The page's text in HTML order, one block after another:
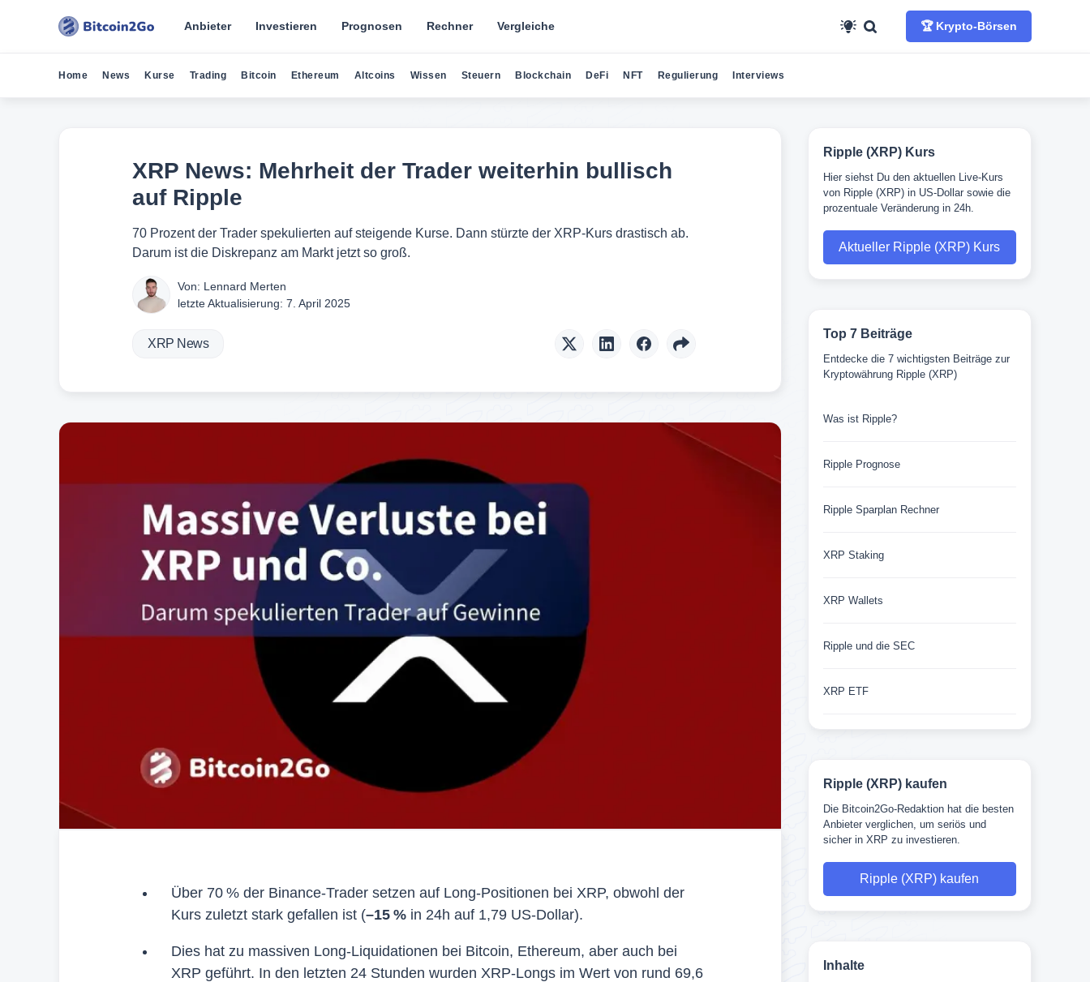
Anbieter Investieren Prognosen Rechner Vergleiche 🏆 Krypto-Börsen
Home News Kurse Trading Bitcoin Ethereum Altcoins Wissen Steuern Blockchain DeFi NFT Regulierung Interviews
XRP News: Mehrheit der Trader weiterhin bullisch
auf Ripple
70 Prozent der Trader spekulierten auf steigende Kurse. Dann stürzte der XRP-Kurs drastisch ab.
Darum ist die Diskrepanz am Markt jetzt so groß.
Von: Lennard Merten
letzte Aktualisierung: 7. April 2025
XRP News
Über 70 % der Binance-Trader setzen auf Long-Positionen bei XRP, obwohl der
Kurs zuletzt stark gefallen ist (–15 % in 24h auf 1,79 US-Dollar).
Dies hat zu massiven Long-Liquidationen bei Bitcoin, Ethereum, aber auch bei
XRP geführt. In den letzten 24 Stunden wurden XRP-Longs im Wert von rund 69,6
Ripple (XRP) Kurs
Hier siehst Du den aktuellen Live-Kurs
von Ripple (XRP) in US-Dollar sowie die
prozentuale Veränderung in 24h.
Aktueller Ripple (XRP) Kurs
Top 7 Beiträge
Entdecke die 7 wichtigsten Beiträge zur
Kryptowährung Ripple (XRP)
Was ist Ripple?
Ripple Prognose
Ripple Sparplan Rechner
XRP Staking
XRP Wallets
Ripple und die SEC
XRP ETF
Ripple (XRP) kaufen
Die Bitcoin2Go-Redaktion hat die besten
Anbieter verglichen, um seriös und
sicher in XRP zu investieren.
Ripple (XRP) kaufen
Inhalte